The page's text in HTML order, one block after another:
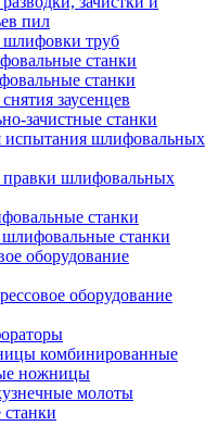
пил
шлифовки труб
станки
станки
заусенцев
зачистные станки
испытания шлифовальных
правки шлифовальных
станки
станки
оборудование
оборудование
комбинированные
ножницы
молоты